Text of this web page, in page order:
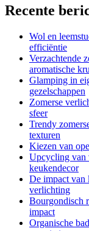
Recente
Wol en
efficiëntie
Verzachtende
aromatische
Glamping in
gezelschappen
Zomerse
sfeer
Trendy
texturen
Kiezen van
Upcycling van
keukendecor
De impact van
verlichting
Bourgondisch
impact
Organische